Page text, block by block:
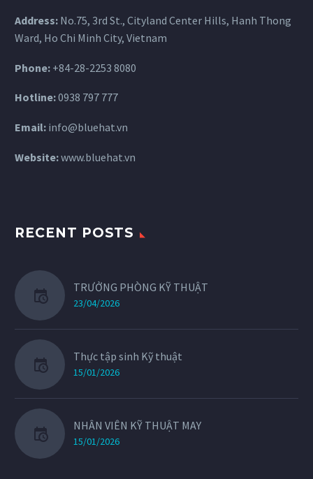
Address: No.75, 3rd St., Cityland Center Hills, Hanh Thong
Ward, Ho Chi Minh City, Vietnam
Phone: +84-28-2253 8080
Hotline:0938 797 777
Email: info@bluehat.vn
Website:www.bluehat.vn
RECENT POSTS
TRƯỞNG PHÒNG KỸ THUẬT
23/04/2026
Thực tập sinh Kỹ thuật
15/01/2026
NHÂN VIÊN KỸ THUẬT MAY
15/01/2026